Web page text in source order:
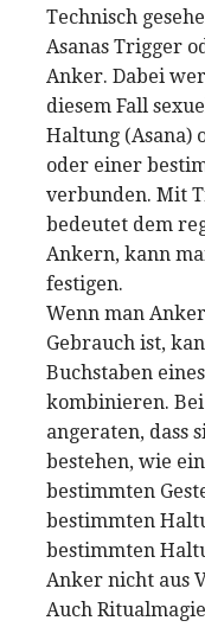
Technisch
Asanas Trigger
Anker. Dabei
diesem Fall
Haltung (Asana)
oder einer
verbunden. Mit
bedeutet dem
Ankern, kann
festigen.
Wenn man
Gebrauch ist,
Buchstaben
kombinieren.
angeraten, dass
bestehen, wie
bestimmten
bestimmten
bestimmten
Anker nicht aus
Auch